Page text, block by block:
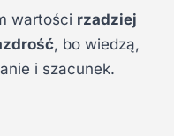
wartości rzadziej
, bo wiedzą,
i szacunek.